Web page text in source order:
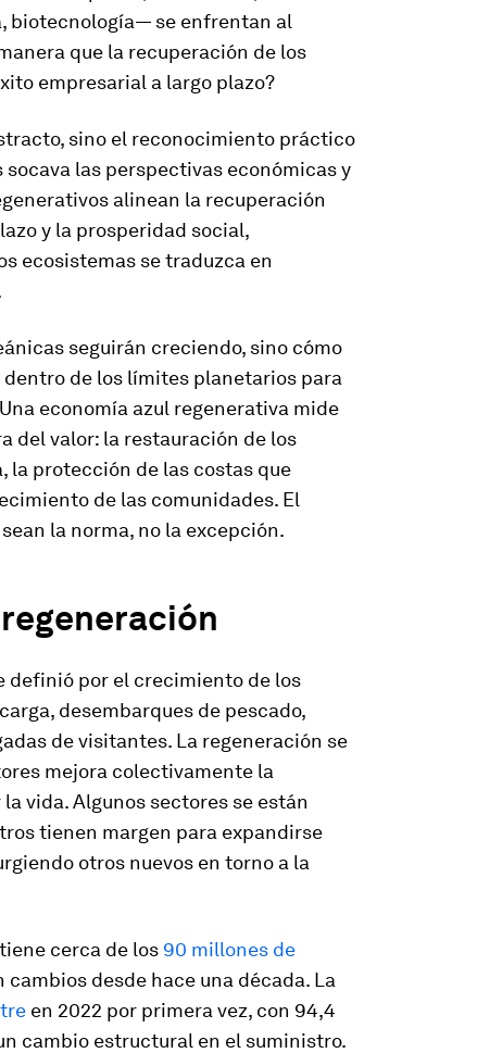
biotecnología— se enfrentan al
que la recuperación de los
empresarial a largo plazo?
sino el reconocimiento práctico
las perspectivas económicas y
alinean la recuperación
y la prosperidad social,
ecosistemas se traduzca en
seguirán creciendo, sino cómo
de los límites planetarios para
economía azul regenerativa mide
del valor: la restauración de los
la protección de las costas que
de las comunidades. El
la norma, no la excepción.
definió por el crecimiento de los
desembarques de pescado,
de visitantes. La regeneración se
mejora colectivamente la
vida. Algunos sectores se están
tienen margen para expandirse
otros nuevos en torno a la
cerca de los 90 millones de
desde hace una década. La
en 2022 por primera vez, con 94,4
cambio estructural en el suministro.